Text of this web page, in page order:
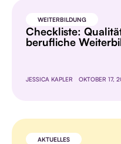
WEITERBILDUNG
Checkliste:
berufliche
JESSICA KAPLER OKTOBER 17,
AKTUELLES